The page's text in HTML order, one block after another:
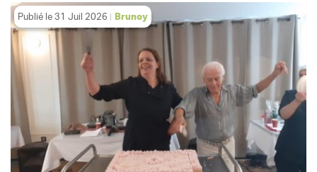
Publié le 31 Juil 2026 Brunoy